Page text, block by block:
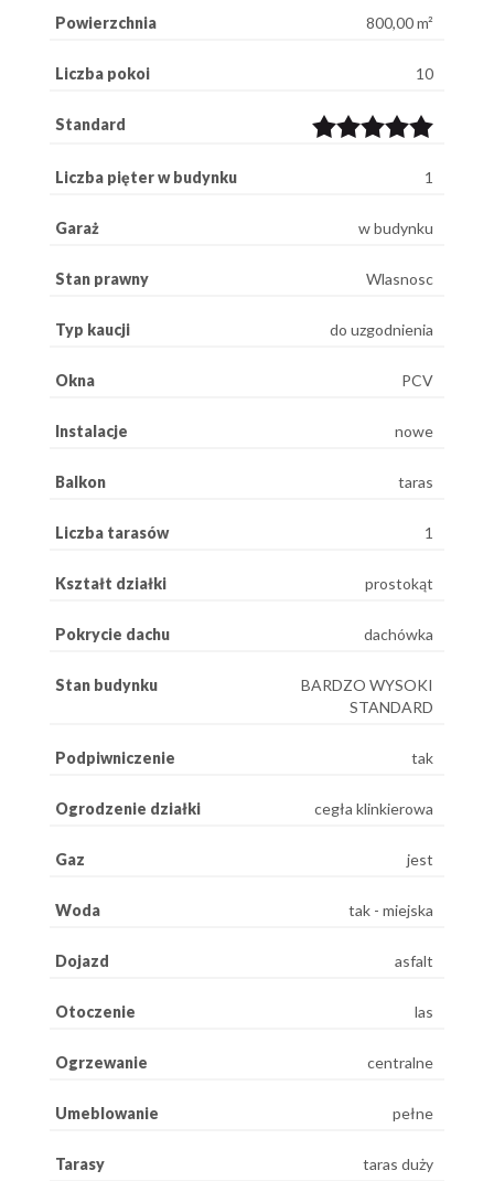
Powierzchnia 800,00 m²
Liczba pokoi 10
Standard
Liczba pięter w budynku 1
Garaż w budynku
Stan prawny Wlasnosc
Typ kaucji do uzgodnienia
Okna PCV
Instalacje nowe
Balkon taras
Liczba tarasów 1
Kształt działki prostokąt
Pokrycie dachu dachówka
Stan budynku
BARDZO WYSOKI
STANDARD
Podpiwniczenie tak
Ogrodzenie działki cegła klinkierowa
Gaz jest
Woda tak - miejska
Dojazd asfalt
Otoczenie las
Ogrzewanie centralne
Umeblowanie pełne
Tarasy taras duży